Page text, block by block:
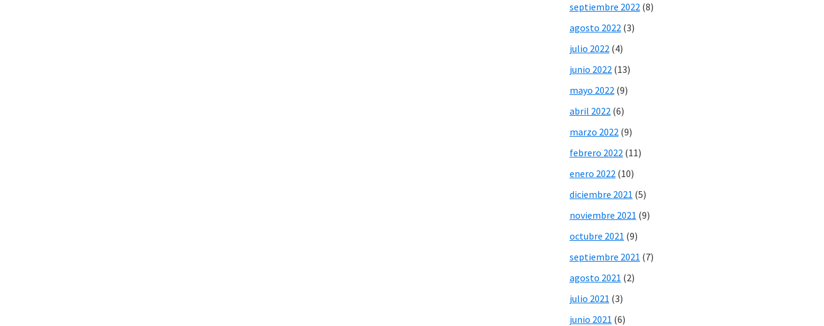
septiembre 2022(8)
agosto 2022(3)
julio 2022(4)
junio 2022(13)
mayo 2022(9)
abril 2022(6)
marzo 2022(9)
febrero 2022(11)
enero 2022(10)
diciembre 2021 (5)
noviembre 2021 (9)
octubre 2021 (9)
septiembre 2021 (7)
agosto 2021 (2)
julio 2021 (3)
junio 2021 (6)